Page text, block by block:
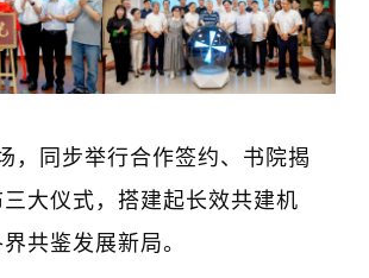
同步举行合作签约、书院揭
大仪式，搭建起长效共建机
共鉴发展新局。